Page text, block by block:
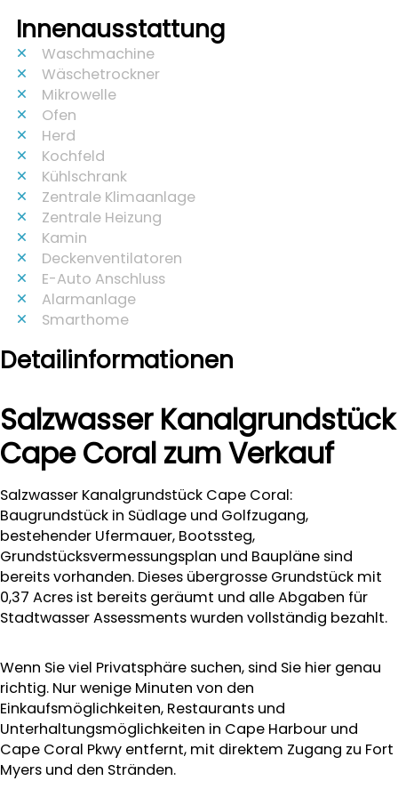
Innenausstattung
Waschmachine
Wäschetrockner
Mikrowelle
Ofen
Herd
Kochfeld
Kühlschrank
Zentrale Klimaanlage
Zentrale Heizung
Kamin
Deckenventilatoren
E-Auto Anschluss
Alarmanlage
Smarthome
Detailinformationen
Salzwasser Kanalgrundstück
Cape Coral zum Verkauf
Salzwasser Kanalgrundstück Cape Coral:
Baugrundstück in Südlage und Golfzugang,
bestehender Ufermauer, Bootssteg,
Grundstücksvermessungsplan und Baupläne sind
bereits vorhanden. Dieses übergrosse Grundstück mit
0,37 Acres ist bereits geräumt und alle Abgaben für
Stadtwasser Assessments wurden vollständig bezahlt.
Wenn Sie viel Privatsphäre suchen, sind Sie hier genau
richtig. Nur wenige Minuten von den
Einkaufsmöglichkeiten, Restaurants und
Unterhaltungsmöglichkeiten in Cape Harbour und
Cape Coral Pkwy entfernt, mit direktem Zugang zu Fort
Myers und den Stränden.